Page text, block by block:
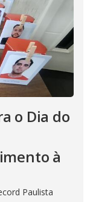
o Dia do
à
Paulista